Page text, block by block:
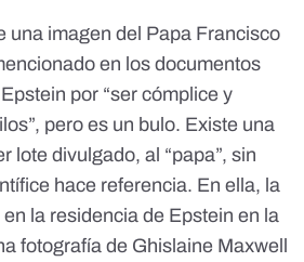
una imagen del Papa Francisco
en los documentos
por “ser cómplice y
pero es un bulo. Existe una
lote divulgado, al “papa”, sin
hace referencia. En ella, la
la residencia de Epstein en la
fotografía de Ghislaine Maxwell